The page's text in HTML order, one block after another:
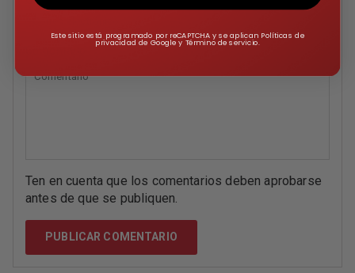
Ten en cuenta que los comentarios deben aprobarse
antes de que se publiquen.
Este sitio está programado por reCAPTCHA y se aplican Políticas de
privacidad de Google y Término de servicio.